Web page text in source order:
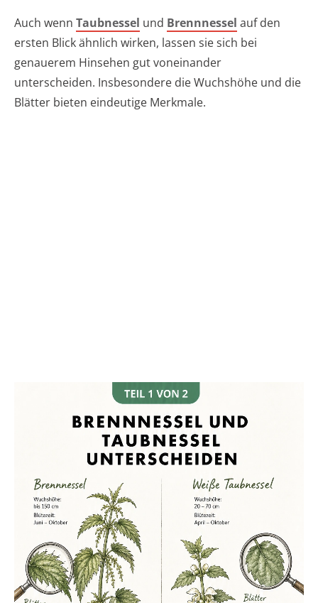
Auch wenn Taubnessel und Brennnessel auf den
ersten Blick ähnlich wirken, lassen sie sich bei
genauerem Hinsehen gut voneinander
unterscheiden. Insbesondere die Wuchshöhe und die
Blätter bieten eindeutige Merkmale.